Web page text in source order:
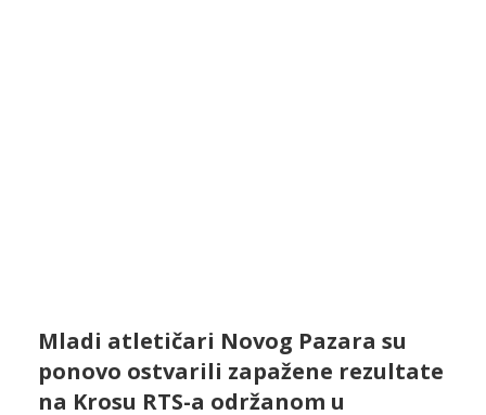
Mladi atletičari Novog Pazara su
ponovo ostvarili zapažene rezultate
na Krosu RTS-a održanom u